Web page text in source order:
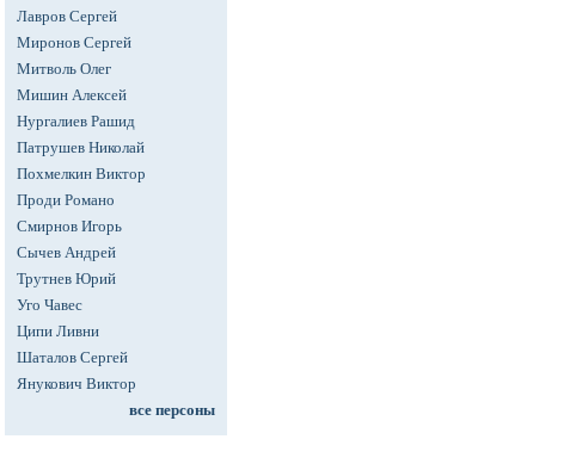
Лавров Сергей
Миронов Сергей
Митволь Олег
Мишин Алексей
Нургалиев Рашид
Патрушев Николай
Похмелкин Виктор
Проди Романо
Смирнов Игорь
Сычев Андрей
Трутнев Юрий
Уго Чавес
Ципи Ливни
Шаталов Сергей
Янукович Виктор
все персоны